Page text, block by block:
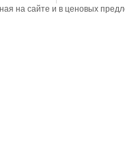
на сайте и в ценовых